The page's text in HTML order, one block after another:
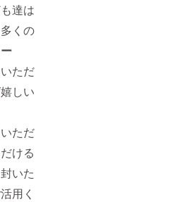
達は
くの
ただ
しい
ただ
ける
いた
用く